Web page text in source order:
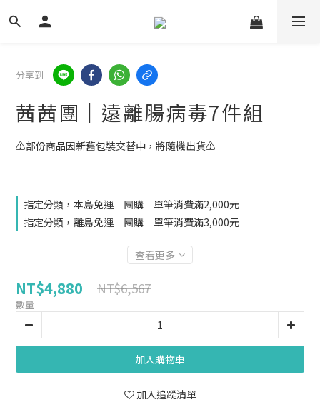
分享到
茜茜團｜遠離腸病毒7件組
⚠️部份商品因新舊包裝交替中，將隨機出貨⚠️
指定分類，本島免運｜團購｜單筆消費滿2,000元
指定分類，離島免運｜團購｜單筆消費滿3,000元
查看更多
NT$4,880 NT$6,567
數量
加入購物車
加入追蹤清單